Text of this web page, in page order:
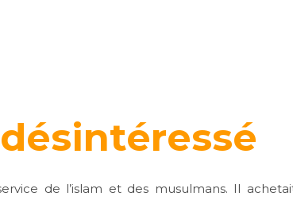
de l’islam et des musulmans. Il